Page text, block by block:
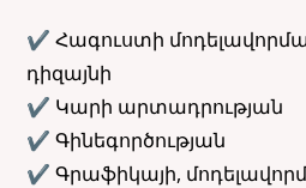
✔ Հագուստի
դիզայնի
✔ Կարի արտադրության
✔ Գինեգործության
✔ Գրաֆիկայի,